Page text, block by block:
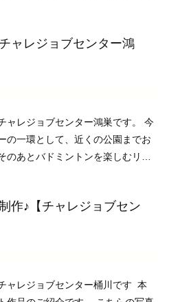
ャレジョブセンター鴻
ャレジョブセンター鴻巣です。 今
の一環として、近くの公園までお
のあとバドミントンを楽しむリフ
ントンをしたりと各々自分のペー
作♪【チャレジョブセン
ャレジョブセンター桶川です 本